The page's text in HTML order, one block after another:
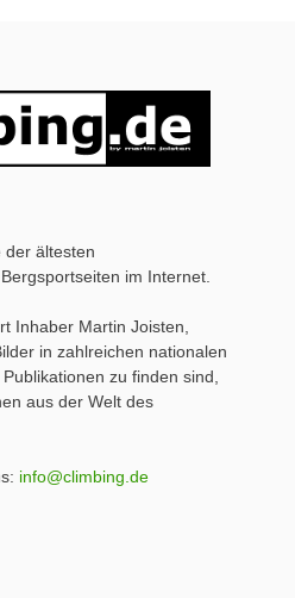
der ältesten
im Internet.
Inhaber Martin Joisten,
in zahlreichen nationalen
zu finden sind,
aus der Welt des
info@climbing.de